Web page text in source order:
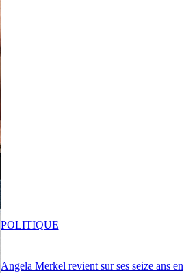
Angela Merkel revient sur ses seize ans en
POLITIQUE